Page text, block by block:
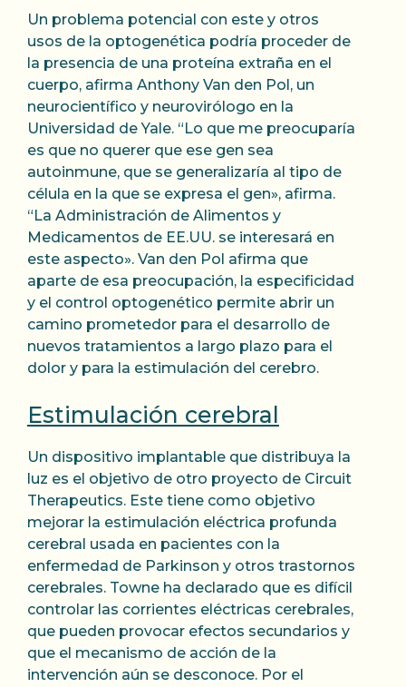
Un problema potencial con este y otros
usos de la optogenética podría proceder de
la presencia de una proteína extraña en el
cuerpo, afirma Anthony Van den Pol, un
neurocientífico y neurovirólogo en la
Universidad de Yale. “Lo que me preocuparía
es que no querer que ese gen sea
autoinmune, que se generalizaría al tipo de
célula en la que se expresa el gen», afirma.
“La Administración de Alimentos y
Medicamentos de EE.UU. se interesará en
este aspecto». Van den Pol afirma que
aparte de esa preocupación, la especificidad
y el control optogenético permite abrir un
camino prometedor para el desarrollo de
nuevos tratamientos a largo plazo para el
dolor y para la estimulación del cerebro.
Estimulación cerebral
Un dispositivo implantable que distribuya la
luz es el objetivo de otro proyecto de Circuit
Therapeutics. Este tiene como objetivo
mejorar la estimulación eléctrica profunda
cerebral usada en pacientes con la
enfermedad de Parkinson y otros trastornos
cerebrales. Towne ha declarado que es difícil
controlar las corrientes eléctricas cerebrales,
que pueden provocar efectos secundarios y
que el mecanismo de acción de la
intervención aún se desconoce. Por el